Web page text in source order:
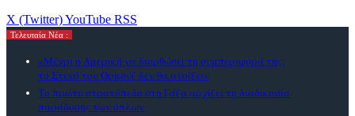
X (Twitter)YouTube RSS
Τελευταία Νέα :
«Μέχρι η Αμερική να διορθώσει τη συμπεριφορά της,
το Στενό του Ορμούζ δεν θα ανοίξει»
Το πρώτο στρατόπεδο στη Γάζα αρχίζει τη διαδικασία
παράδοσης των όπλων